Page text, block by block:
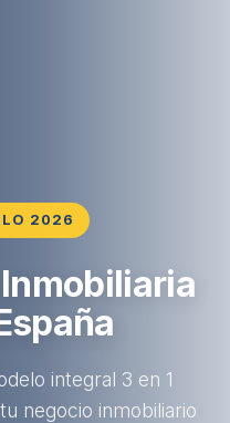
2026
integral 3 en 1
negocio inmobiliario